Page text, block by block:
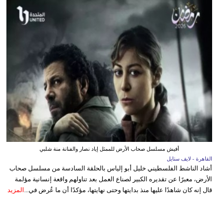
أفيش مسلسل صحاب الأرض للممثل إياد نصار والفنانة منة شلبي
القاهرة - لايف ستايل
أشاد الناشط الفلسطيني خليل أبو إلياس بالحلقة السادسة من مسلسل صحاب
الأرض، معبرًا عن تقديره الكبير لصناع العمل بعد تناولهم واقعة إنسانية مؤلمة
قال إنه كان شاهدًا عليها منذ بدايتها وحتى نهايتها، مؤكدًا أن ما عُرض في... المزيد